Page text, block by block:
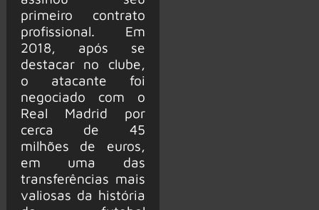
primeiro contrato
profissional. Em
2018, após se
destacar no clube,
o atacante foi
negociado com o
Real Madrid por
cerca de 45
milhões de euros,
em uma das
transferências mais
valiosas da história